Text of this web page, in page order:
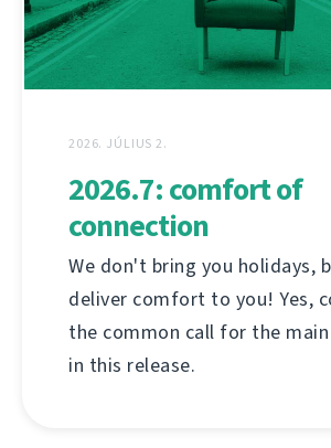
2026. JÚLIUS 2.
2026.7: comfort of
connection
We don't bring you holidays,
deliver comfort to you! Yes,
the common call for the
in this release.